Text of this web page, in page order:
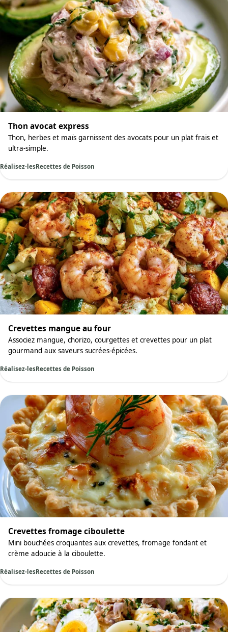
Thon avocat express
Thon, herbes et maïs garnissent des avocats pour un plat frais et
ultra-simple.
Réalisez-lesRecettes de Poisson
Crevettes mangue au four
Associez mangue, chorizo, courgettes et crevettes pour un plat
gourmand aux saveurs sucrées-épicées.
Réalisez-lesRecettes de Poisson
Crevettes fromage ciboulette
Mini bouchées croquantes aux crevettes, fromage fondant et
crème adoucie à la ciboulette.
Réalisez-lesRecettes de Poisson